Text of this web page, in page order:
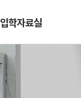
입학자료실